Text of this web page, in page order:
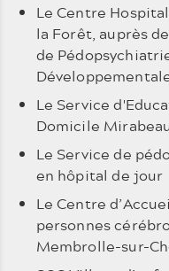
Le Centre
la Forêt, auprès
de
Le Service
Domicile
Le Service de
en hôpital de jour
Le Centre
personnes
Membrolle-sur-